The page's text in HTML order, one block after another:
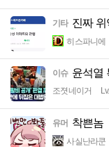
기타 진짜
히스파니에
이슈 윤석열
조졋네이거
유머 착쁜놈
사실난라쿤